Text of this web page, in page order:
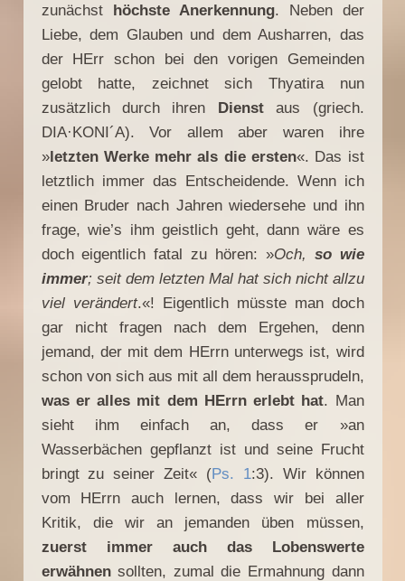
zunächst höchste Anerkennung. Neben der
Liebe, dem Glauben und dem Ausharren, das
der HErr schon bei den vorigen Gemeinden
gelobt hatte, zeichnet sich Thyatira nun
zusätzlich durch ihren Dienstaus (griech.
DIA·KONI´A). Vor allem aber waren ihre
»letzten Werke mehr als die ersten«. Das ist
letztlich immer das Entscheidende. Wenn ich
einen Bruder nach Jahren wiedersehe und ihn
frage, wie’s ihm geistlich geht, dann wäre es
doch eigentlich fatal zu hören: »Och, so wie
immer; seit dem letzten Mal hat sich nicht allzu
viel verändert.«! Eigentlich müsste man doch
gar nicht fragen nach dem Ergehen, denn
jemand, der mit dem HErrn unterwegs ist, wird
schon von sich aus mit all dem heraussprudeln,
was er alles mit dem HErrn erlebt hat. Man
sieht ihm einfach an, dass er »an
Wasserbächen gepflanzt ist und seine Frucht
bringt zu seiner Zeit« (Ps. 1:3). Wir können
vom HErrn auch lernen, dass wir bei aller
Kritik, die wir an jemanden üben müssen,
zuerst immer auch das Lobenswerte
erwähnensollten, zumal die Ermahnung dann